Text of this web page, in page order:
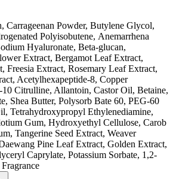
Carrageenan Powder, Butylene Glycol,
Polyisobutene, Anemarrhena
Hyaluronate, Beta-glucan,
Extract, Bergamot Leaf Extract,
Freesia Extract, Rosemary Leaf Extract,
Acetylhexapeptide-8, Copper
Citrulline, Allantoin, Castor Oil, Betaine,
Shea Butter, Polysorb Bate 60, PEG-60
Tetrahydroxypropyl Ethylenediamine,
Gum, Hydroxyethyl Cellulose, Carob
Tangerine Seed Extract, Weaver
Pine Leaf Extract, Golden Extract,
Caprylate, Potassium Sorbate, 1,2-